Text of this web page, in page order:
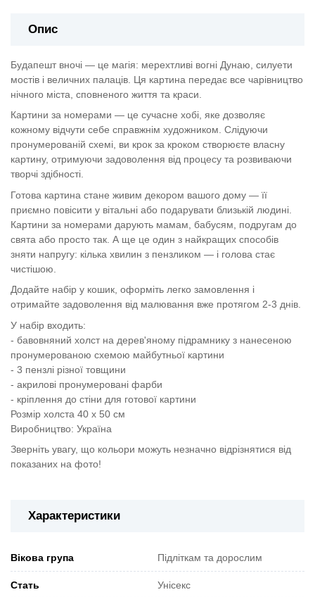
Опис
Будапешт вночі — це магія: мерехтливі вогні Дунаю, силуети
мостів і величних палаців. Ця картина передає все чарівництво
нічного міста, сповненого життя та краси.
Картини за номерами — це сучасне хобі, яке дозволяє
кожному відчути себе справжнім художником. Слідуючи
пронумерованій схемі, ви крок за кроком створюєте власну
картину, отримуючи задоволення від процесу та розвиваючи
творчі здібності.
Готова картина стане живим декором вашого дому — її
приємно повісити у вітальні або подарувати близькій людині.
Картини за номерами дарують мамам, бабусям, подругам до
свята або просто так. А ще це один з найкращих способів
зняти напругу: кілька хвилин з пензликом — і голова стає
чистішою.
Додайте набір у кошик, оформіть легко замовлення і
отримайте задоволення від малювання вже протягом 2-3 днів.
У набір входить:
- бавовняний холст на дерев'яному підрамнику з нанесеною
пронумерованою схемою майбутньої картини
- 3 пензлі різної товщини
- акрилові пронумеровані фарби
- кріплення до стіни для готової картини
Розмір холста 40 х 50 см
Виробництво: Україна
Зверніть увагу, що кольори можуть незначно відрізнятися від
показаних на фото!
Характеристики
Вікова група Підліткам та дорослим
Стать Унісекс